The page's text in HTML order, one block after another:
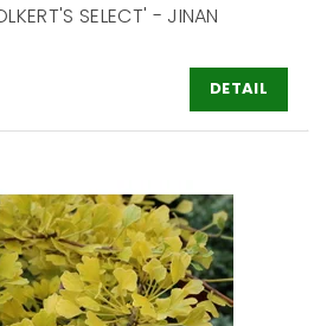
SELECT' - JINAN
DETAIL